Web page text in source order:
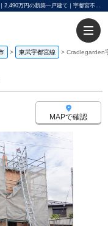
Cradlegarden宇都宮市野沢町第5 1号棟 栃木県宇都宮市野沢町 ｜2,490万円の新築一戸建て｜宇都宮不動産小山城南店
> 東武宇都宮線 > Cradlegarden
MAPで確認